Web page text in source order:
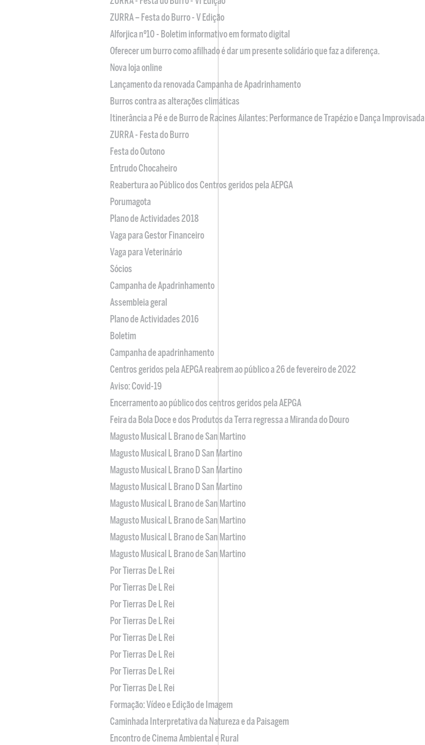
ZURRA – Festa do Burro - V Edição
Alforjica nº10 - Boletim informativo em formato digital
Oferecer um burro como afilhado é dar um presente solidário que faz a diferença.
Nova loja online
Lançamento da renovada Campanha de Apadrinhamento
Burros contra as alterações climáticas
Itinerância a Pé e de Burro de Racines Ailantes: Performance de Trapézio e Dança Improvisada
ZURRA - Festa do Burro
Festa do Outono
Entrudo Chocaheiro
Reabertura ao Público dos Centros geridos pela AEPGA
Porumagota
Plano de Actividades 2018
Vaga para Gestor Financeiro
Vaga para Veterinário
Sócios
Campanha de Apadrinhamento
Assembleia geral
Plano de Actividades 2016
Boletim
Campanha de apadrinhamento
Centros geridos pela AEPGA reabrem ao público a 26 de fevereiro de 2022
Aviso: Covid-19
Encerramento ao público dos centros geridos pela AEPGA
Feira da Bola Doce e dos Produtos da Terra regressa a Miranda do Douro
Magusto Musical L Brano de San Martino
Magusto Musical L Brano D San Martino
Magusto Musical L Brano D San Martino
Magusto Musical L Brano D San Martino
Magusto Musical L Brano de San Martino
Magusto Musical L Brano de San Martino
Magusto Musical L Brano de San Martino
Magusto Musical L Brano de San Martino
Por Tierras De L Rei
Por Tierras De L Rei
Por Tierras De L Rei
Por Tierras De L Rei
Por Tierras De L Rei
Por Tierras De L Rei
Por Tierras De L Rei
Por Tierras De L Rei
Formação: Vídeo e Edição de Imagem
Caminhada Interpretativa da Natureza e da Paisagem
Encontro de Cinema Ambiental e Rural